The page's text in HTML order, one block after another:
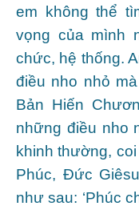
em không thể
vọng của mình
chức, hệ thống.
điều nho nhỏ
Bản Hiến
những điều nho
khinh thường,
Phúc, Đức
như sau: ‘Phúc